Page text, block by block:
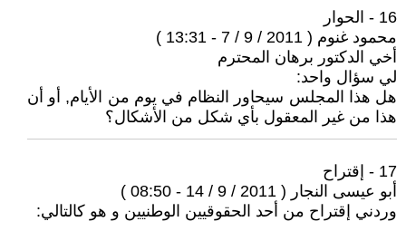
16 - الحوار
محمود غنوم ( 2011 / 9 / 7 - 13:31 )
أخي الدكتور برهان المحترم
لي سؤال واحد:
هل هذا المجلس سيحاور النظام في يوم من الأيام, أو أن
هذا من غير المعقول بأي شكل من الأشكال؟
17 - إقتراح
أبو عيسى النجار ( 2011 / 9 / 14 - 08:50 )
وردني إقتراح من أحد الحقوقيين الوطنيين و هو كالتالي: